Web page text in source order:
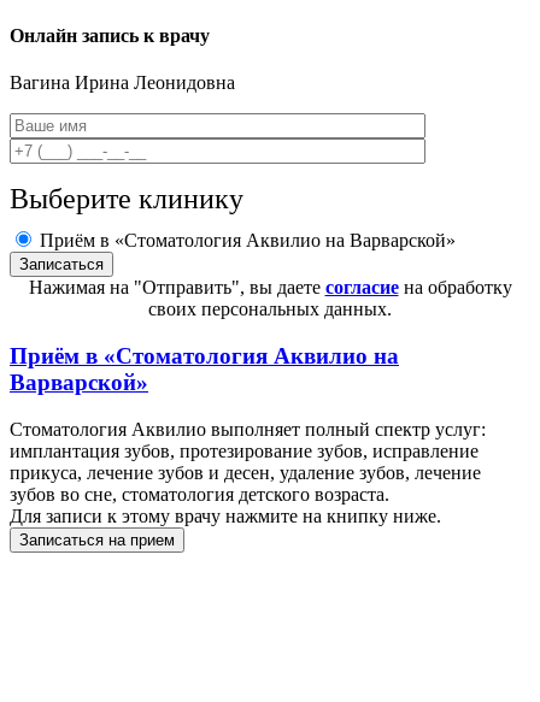
Онлайн запись к врачу
Вагина Ирина Леонидовна
Выберите клинику
Приём в «Стоматология Аквилио на Варварской»
Нажимая на "Отправить", вы даете согласиена обработку
своих персональных данных.
Приём в «Стоматология Аквилио на
Варварской»
Стоматология Аквилио выполняет полный спектр услуг:
имплантация зубов, протезирование зубов, исправление
прикуса, лечение зубов и десен, удаление зубов, лечение
зубов во сне, стоматология детского возраста.
Для записи к этому врачу нажмите на книпку ниже.
Записаться на прием